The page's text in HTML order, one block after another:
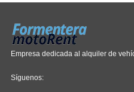
Empresa dedicada al alquiler de
Síguenos: